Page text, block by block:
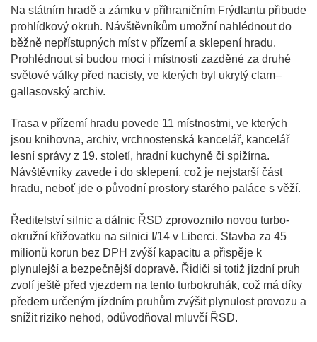
Na státním hradě a zámku v příhraničním Frýdlantu přibude
prohlídkový okruh. Návštěvníkům umožní nahlédnout do
běžně nepřístupných míst v přízemí a sklepení hradu.
Prohlédnout si budou moci i místnosti zazděné za druhé
světové války před nacisty, ve kterých byl ukrytý clam–
gallasovský archiv.
Trasa v přízemí hradu povede 11 místnostmi, ve kterých
jsou knihovna, archiv, vrchnostenská kancelář, kancelář
lesní správy z 19. století, hradní kuchyně či spižírna.
Návštěvníky zavede i do sklepení, což je nejstarší část
hradu, neboť jde o původní prostory starého paláce s věží.
Ředitelství silnic a dálnic ŘSD zprovoznilo novou turbo-
okružní křižovatku na silnici I/14 v Liberci. Stavba za 45
milionů korun bez DPH zvýší kapacitu a přispěje k
plynulejší a bezpečnější dopravě. Řidiči si totiž jízdní pruh
zvolí ještě před vjezdem na tento turbokruhák, což má díky
předem určeným jízdním pruhům zvýšit plynulost provozu a
snížit riziko nehod, odůvodňoval mluvčí ŘSD.